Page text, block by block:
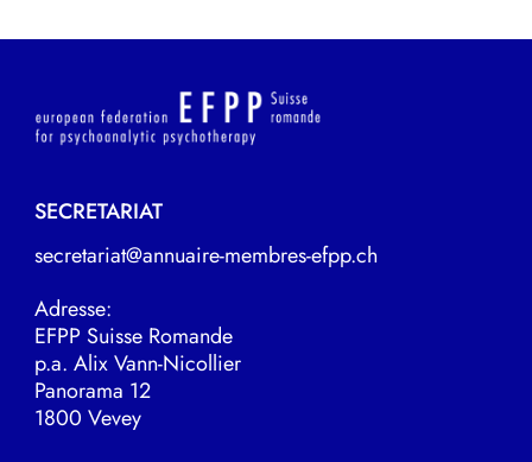
SECRETARIAT
secretariat@annuaire-membres-efpp.ch
Adresse:
EFPP Suisse Romande
p.a. Alix Vann-Nicollier
Panorama 12
1800 Vevey